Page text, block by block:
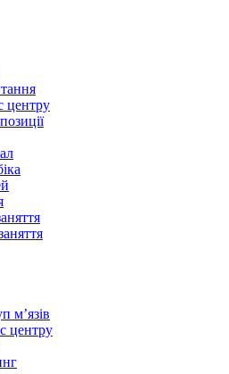
центру
м’язів
центру